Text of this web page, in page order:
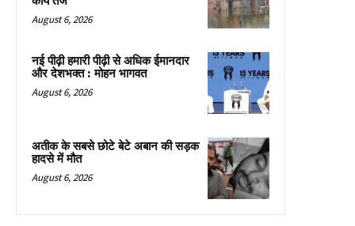
August 6, 2026
नई पीढ़ी हमारी पीढ़ी से अधिक ईमानदार
और देशभक्त : मोहन भागवत
August 6, 2026
अतीक के सबसे छोटे बेटे अबान की सड़क
हादसे में मौत
August 6, 2026